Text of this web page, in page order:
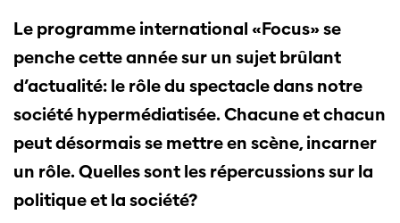
Le programme international «Focus» se
penche cette année sur un sujet brûlant
d’actualité: le rôle du spectacle dans notre
société hypermédiatisée. Chacune et chacun
peut désormais se mettre en scène, incarner
un rôle. Quelles sont les répercussions sur la
politique et la société?